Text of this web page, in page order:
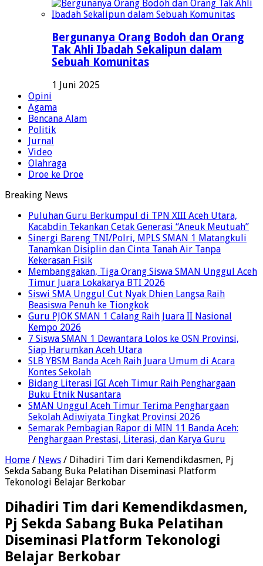
Bergunanya Orang Bodoh dan Orang
Tak Ahli Ibadah Sekalipun dalam
Sebuah Komunitas
1 Juni 2025
Opini
Agama
Bencana Alam
Politik
Jurnal
Video
Olahraga
Droe ke Droe
Breaking News
Puluhan Guru Berkumpul di TPN XIII Aceh Utara,
Kacabdin Tekankan Cetak Generasi “Aneuk Meutuah”
Sinergi Bareng TNI/Polri, MPLS SMAN 1 Matangkuli
Tanamkan Disiplin dan Cinta Tanah Air Tanpa
Kekerasan Fisik
Membanggakan, Tiga Orang Siswa SMAN Unggul Aceh
Timur Juara Lokakarya BTI 2026
Siswi SMA Unggul Cut Nyak Dhien Langsa Raih
Beasiswa Penuh ke Tiongkok
Guru PJOK SMAN 1 Calang Raih Juara II Nasional
Kempo 2026
7 Siswa SMAN 1 Dewantara Lolos ke OSN Provinsi,
Siap Harumkan Aceh Utara
SLB YBSM Banda Aceh Raih Juara Umum di Acara
Kontes Sekolah
Bidang Literasi IGI Aceh Timur Raih Penghargaan
Buku Etnik Nusantara
SMAN Unggul Aceh Timur Terima Penghargaan
Sekolah Adiwiyata Tingkat Provinsi 2026
Semarak Pembagian Rapor di MIN 11 Banda Aceh:
Penghargaan Prestasi, Literasi, dan Karya Guru
Home / News / Dihadiri Tim dari Kemendikdasmen, Pj
Sekda Sabang Buka Pelatihan Diseminasi Platform
Tekonologi Belajar Berkobar
Dihadiri Tim dari Kemendikdasmen,
Pj Sekda Sabang Buka Pelatihan
Diseminasi Platform Tekonologi
Belajar Berkobar